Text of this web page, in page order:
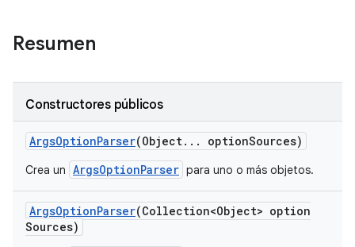
Resumen
Constructores públicos
ArgsOptionParser(Object. . . optionSources)
Crea un ArgsOptionParser para uno o más objetos.
ArgsOptionParser(Collection<Object> option
Sources)